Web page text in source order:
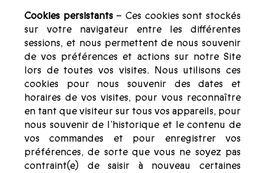
Cookies persistants – Ces cookies sont stockés
sur votre navigateur entre les différentes
sessions, et nous permettent de nous souvenir
de vos préférences et actions sur notre Site
lors de toutes vos visites. Nous utilisons ces
cookies pour nous souvenir des dates et
horaires de vos visites, pour vous reconnaître
en tant que visiteur sur tous vos appareils, pour
nous souvenir de l’historique et le contenu de
vos commandes et pour enregistrer vos
préférences, de sorte que vous ne soyez pas
contraint(e) de saisir à nouveau certaines